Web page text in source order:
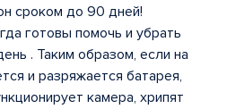
сроком до 90 дней!
готовы помочь и убрать
. Таким образом, если на
и разряжается батарея,
камера, хрипят